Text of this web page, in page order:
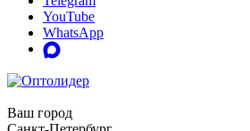
YouTube
WhatsApp
Ваш город